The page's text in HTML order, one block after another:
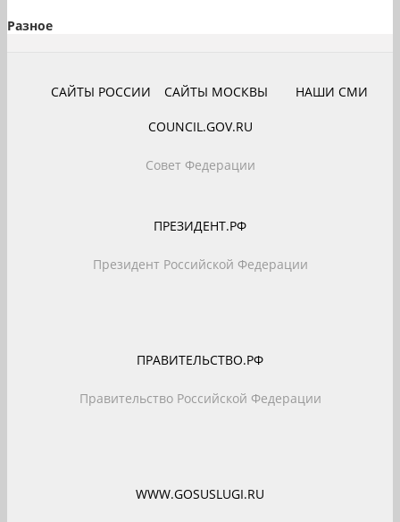
Разное
САЙТЫ РОССИИ САЙТЫ МОСКВЫ НАШИ СМИ
COUNCIL.GOV.RU
Совет Федерации
ПРЕЗИДЕНТ.РФ
Президент Российской Федерации
ПРАВИТЕЛЬСТВО.РФ
Правительство Российской Федерации
WWW.GOSUSLUGI.RU